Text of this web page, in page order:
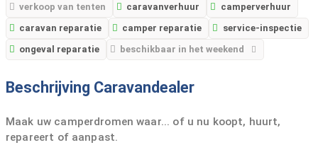
verkoop van tenten
caravanverhuur
camperverhuur
caravan reparatie
camper reparatie
service-inspectie
ongeval reparatie
beschikbaar in het weekend
Beschrijving Caravandealer
Maak uw camperdromen waar... of u nu koopt, huurt,
repareert of aanpast.